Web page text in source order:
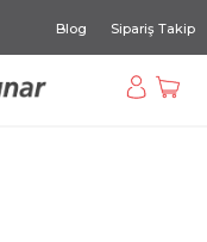
Blog Sipariş Takip